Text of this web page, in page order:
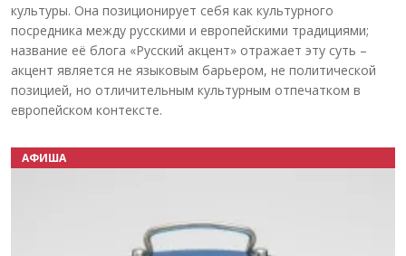
культуры. Она позиционирует себя как культурного
посредника между русскими и европейскими традициями;
название её блога «Русский акцент» отражает эту суть –
акцент является не языковым барьером, не политической
позицией, но отличительным культурным отпечатком в
европейском контексте.
АФИША